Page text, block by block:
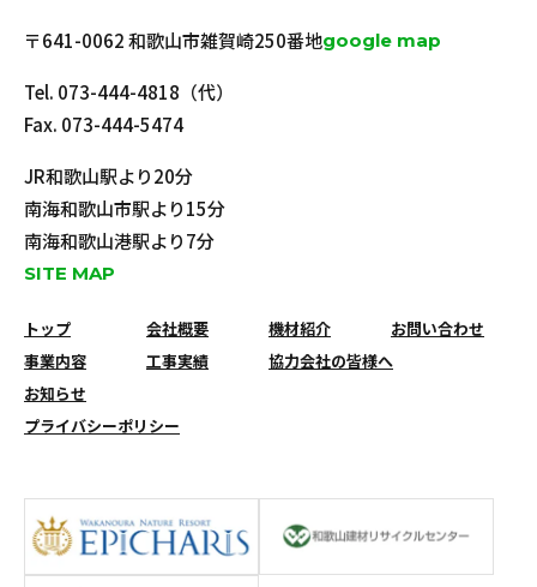
〒641-0062 和歌山市雑賀崎250番地google map
Tel. 073-444-4818 （代）
Fax. 073-444-5474
JR和歌山駅より20分
南海和歌山市駅より15分
南海和歌山港駅より7分
SITE MAP
トップ 会社概要 機材紹介
お問い合わせ
事業内容
工事実績
協力会社の皆様へ
お知らせ
プライバシーポリシー